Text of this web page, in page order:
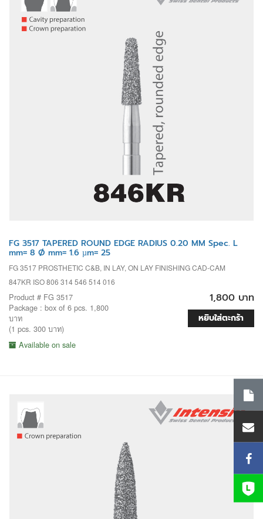
FG 3517 TAPERED ROUND EDGE RADIUS 0.20 MM Spec. L
mm= 8 Ø mm= 1.6 µm= 25
FG 3517 PROSTHETIC C&B, IN LAY, ON LAY FINISHING CAD-CAM
847KR ISO 806 314 546 514 016
Product # FG 3517
Package : box of 6 pcs. 1,800
บาท
(1 pcs. 300 บาท)
Available on sale
1,800 บาท
หยิบใส่ตะกร้า